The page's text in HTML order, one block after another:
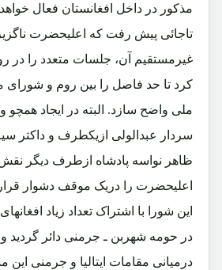
مذکور در داخل افغانستان فعال
تاجائی پیش رفت که اعلیحضرت
غیرمستقیم آن، جلسات متعدد را در
کرد تا حد فاصل را بین روم و
ملی واضح سازد. البته در ایجاد
سردار عبدالولی ازیکطرف و داکتر
ظاهر نواسه پادشاه ازطرف دیگر
اعلیحضرت را دریک موقف دشوار
این شورا با اشتراک تعداد زیاد
در حومه شهربن ـ جرمنی دائر گردید و
درمیانی مقامات ایتالیا و جرمنی